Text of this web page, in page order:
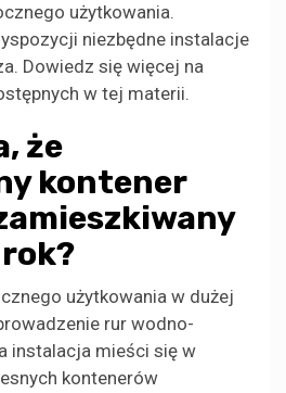
użytkowania.
niezbędne instalacje
Dowiedz się więcej na
w tej materii.
że
kontener
rok?
użytkowania w dużej
rur wodno-
instalacja mieści się w
kontenerów